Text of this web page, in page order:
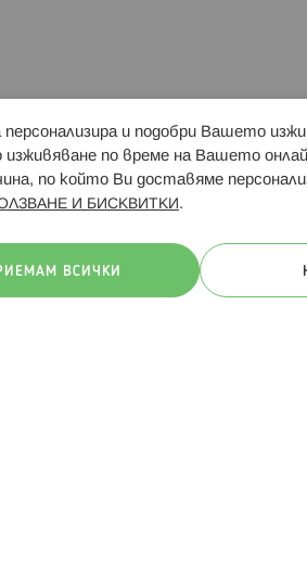
Свързани сайтове: Hippoland.ro
персонализира и подобри Вашето
по време на Вашето
по който Ви доставяме
И БИСКВИТКИ .
ВСИЧКИ